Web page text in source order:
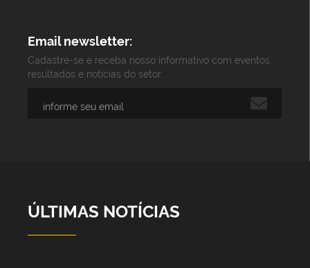
Email newsletter:
Cadastre-se e receba nosso informativo com eventos,
resultados e notícias do setor.
ÚLTIMAS NOTÍCIAS